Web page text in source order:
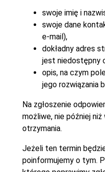
swoje imię i
swoje dane
e-mail),
dokładny adres
jest niedostępny
opis, na czym
jego rozwiązania
Na zgłoszenie
możliwe, nie później
otrzymania.
Jeżeli ten termin
poinformujemy o tym.